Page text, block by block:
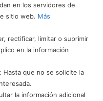
en los servidores de
sitio web. Más
rectificar, limitar o suprimir
en la información
: Hasta que no se solicite la
la información adicional